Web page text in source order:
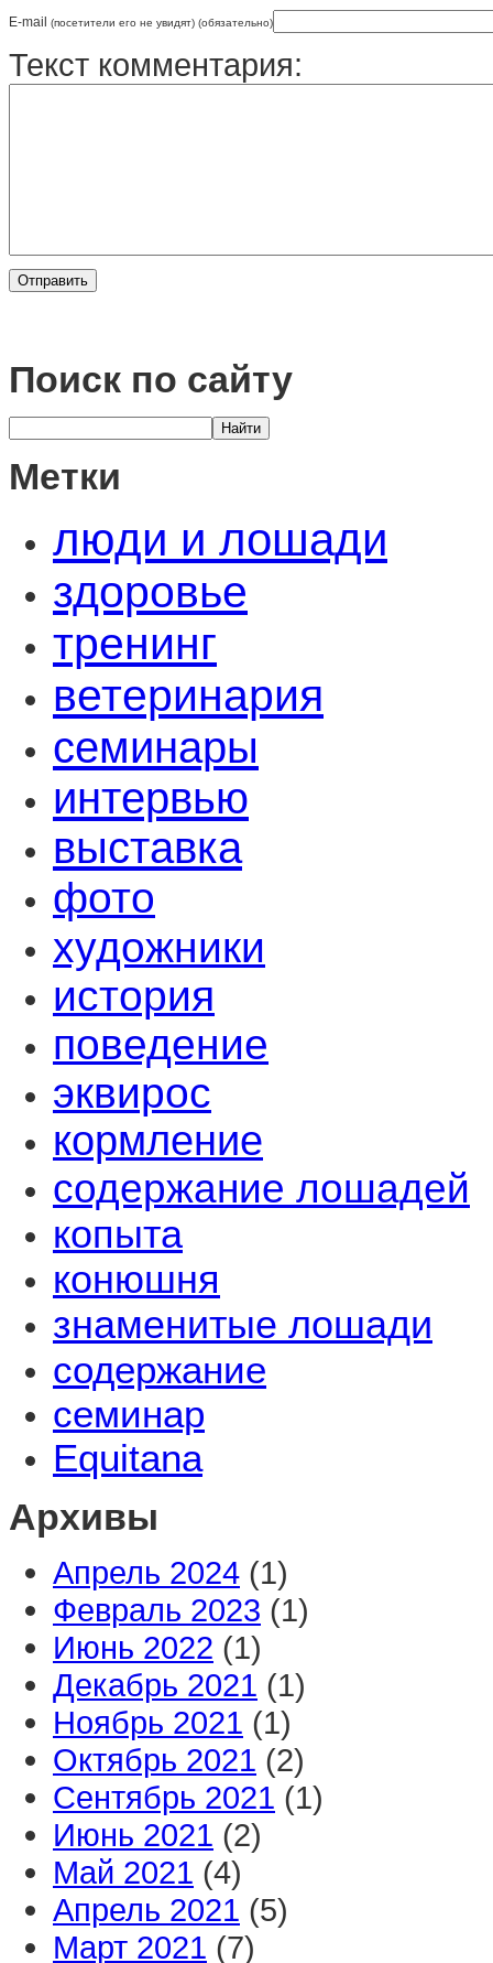
E-mail (посетители его не увидят) (обязательно)
Текст комментария:
Поиск по сайту
Метки
люди и лошади
здоровье
тренинг
ветеринария
семинары
интервью
выставка
фото
художники
история
поведение
эквирос
кормление
содержание лошадей
копыта
конюшня
знаменитые лошади
содержание
семинар
Equitana
Архивы
Апрель 2024 (1)
Февраль 2023 (1)
Июнь 2022 (1)
Декабрь 2021 (1)
Ноябрь 2021 (1)
Октябрь 2021 (2)
Сентябрь 2021 (1)
Июнь 2021 (2)
Май 2021 (4)
Апрель 2021 (5)
Март 2021 (7)